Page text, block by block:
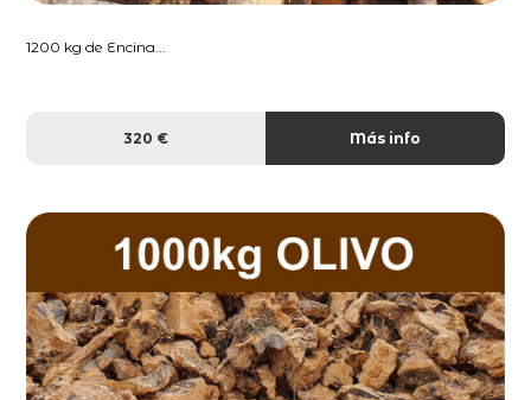
1200 kg de Encina...
320 € Más info